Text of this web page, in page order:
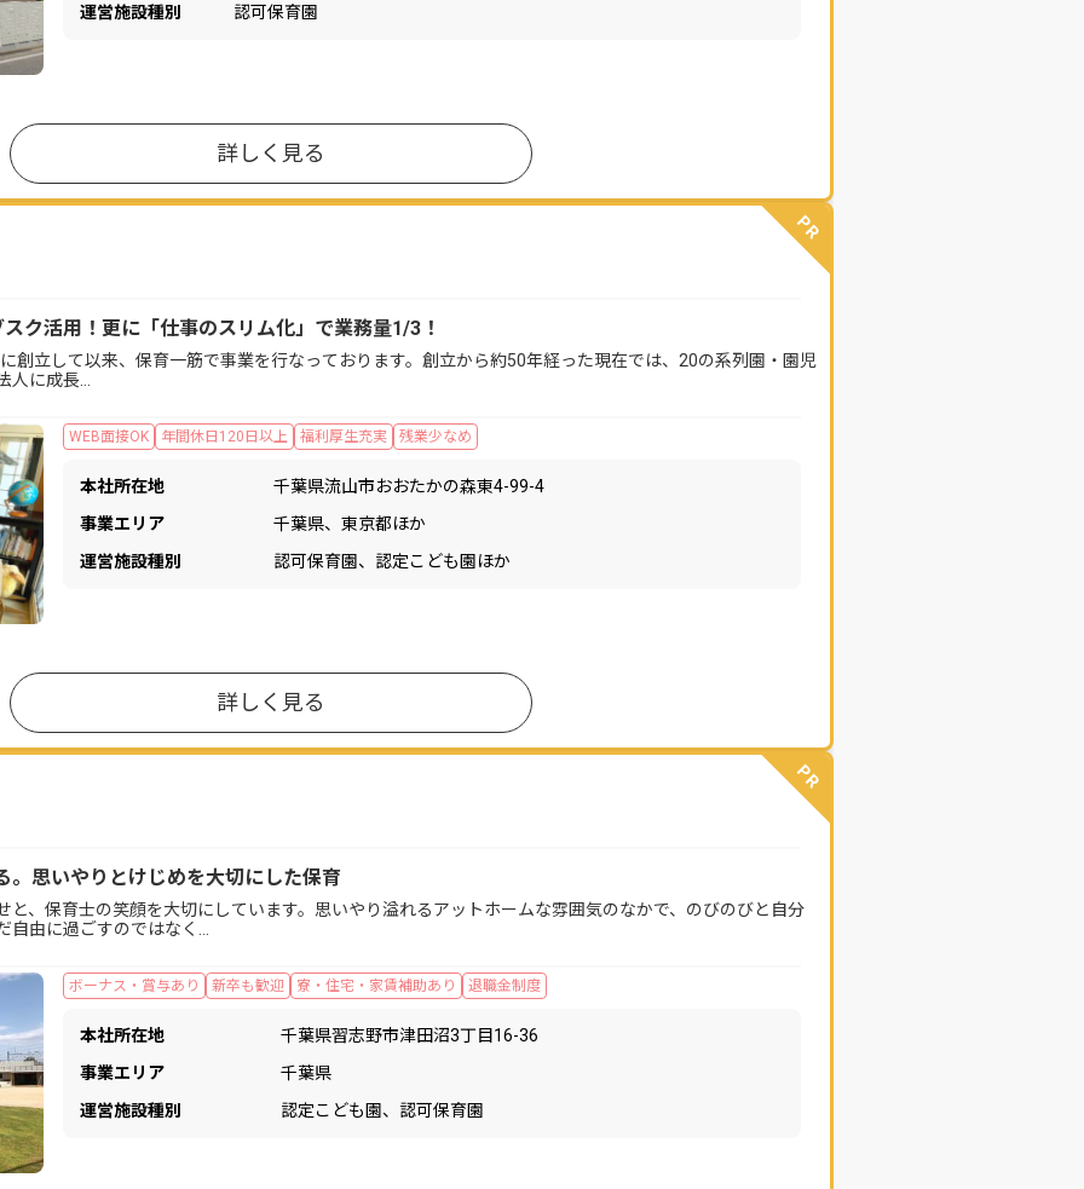
運営施設種別
認可保育園
詳しく見る
PR
ク活用！更に「仕事のスリム化」で業務量1/3！
WEB面接OK 年間休日120日以上 福利厚生充実 残業少なめ
創立して以来、保育一筋で事業を行なっております。創立から約50年経った現在では、20の系列園・園児
人に成長…
本社所在地
千葉県流山市おおたかの森東4-99-4
事業エリア
千葉県、東京都ほか
運営施設種別
認可保育園、認定こども園ほか
詳しく見る
PR
。思いやりとけじめを大切にした保育
ボーナス・賞与あり 新卒も歓迎 寮・住宅・家賃補助あり 退職金制度
と、保育士の笑顔を大切にしています。思いやり溢れるアットホームな雰囲気のなかで、のびのびと自分
由に過ごすのではなく…
本社所在地
千葉県習志野市津田沼3丁目16-36
事業エリア
千葉県
運営施設種別
認定こども園、認可保育園